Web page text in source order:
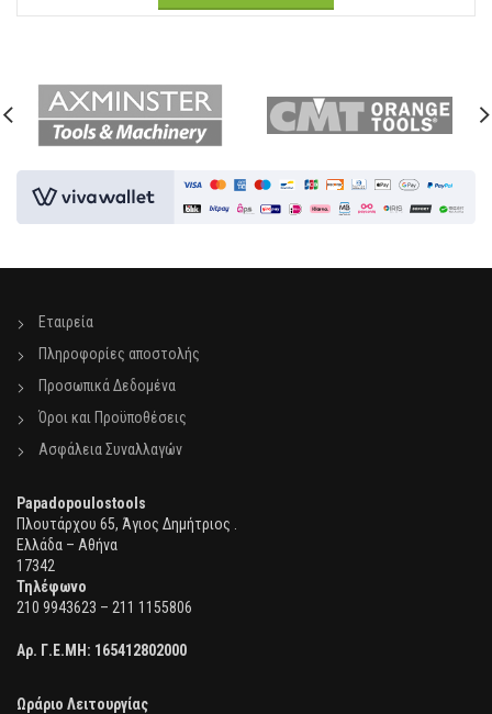
Εταιρεία
Πληροφορίες αποστολής
Προσωπικά Δεδομένα
Όροι και Προϋποθέσεις
Ασφάλεια Συναλλαγών
Papadopoulostools
Πλουτάρχου 65, Άγιος Δημήτριος .
Ελλάδα – Αθήνα
17342
Τηλέφωνο
210 9943623 – 211 1155806
Αρ. Γ.Ε.ΜΗ: 165412802000
Ωράριο Λειτουργίας